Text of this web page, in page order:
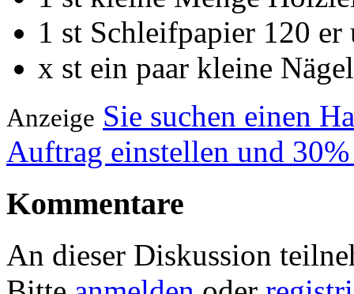
1 st Schleifpapier 120
x st ein paar kleine Nägel
Anzeige Sie suchen einen
Auftrag einstellen und
Kommentare
An dieser Diskussion